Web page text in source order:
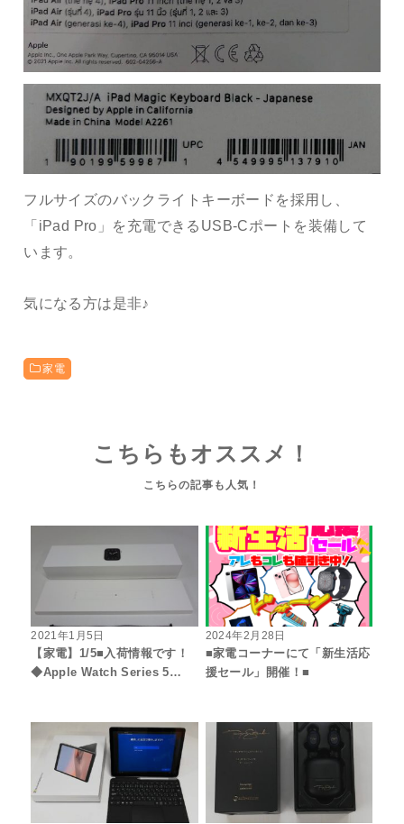
フルサイズのバックライトキーボードを採用し、
「iPad Pro」を充電できるUSB-Cポートを装備して
います。
気になる方は是非♪
家電
こちらもオススメ！
2021年1月5日
【家電】1/5■入荷情報です！
◆Apple Watch Series 5…
2024年2月28日
■家電コーナーにて「新生活応
援セール」開催！■